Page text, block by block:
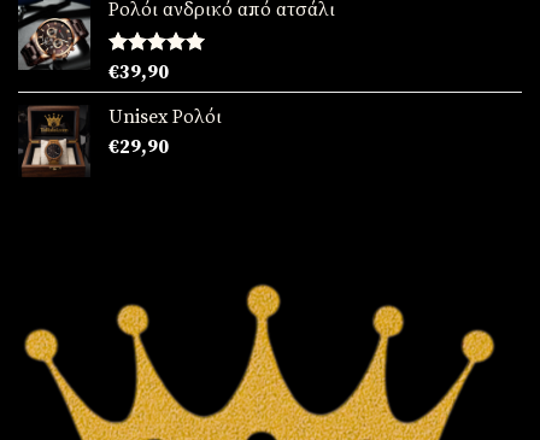
Ρολόι ανδρικό από ατσάλι
Βαθμολογήθηκε
με5.00
από 5
€39,90
Unisex Ρολόι
€29,90